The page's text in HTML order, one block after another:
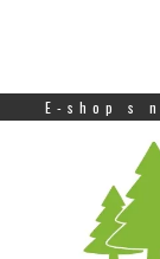
E-shop s